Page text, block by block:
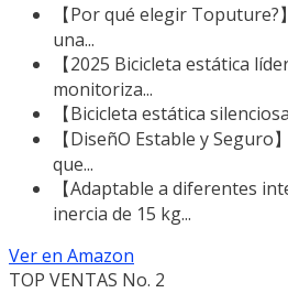
【Por qué elegir
una...
【2025 Bicicleta estática
monitoriza...
【Bicicleta estática
【DiseñO Estable y
que...
【Adaptable a diferentes
inercia de 15 kg...
Ver en Amazon
TOP VENTAS No. 2